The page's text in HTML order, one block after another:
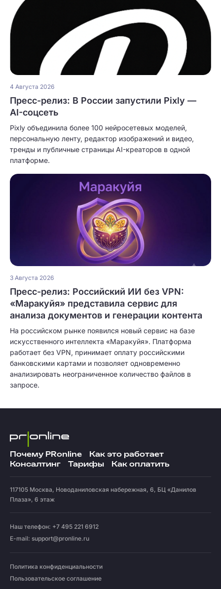
4 Августа 2026
Пресс-релиз: В России запустили Pixly —
AI-соцсеть
Pixly объединила более 100 нейросетевых моделей,
персональную ленту, редактор изображений и видео,
тренды и публичные страницы AI-креаторов в одной
платформе.
3 Августа 2026
Пресс-релиз: Российский ИИ без VPN:
«Маракуйя» представила сервис для
анализа документов и генерации контента
На российском рынке появился новый сервис на базе
искусственного интеллекта «Маракуйя». Платформа
работает без VPN, принимает оплату российскими
банковскими картами и позволяет одновременно
анализировать неограниченное количество файлов в
запросе.
Почему PRonline
Как это работает
Консалтинг
Тарифы Как оплатить
117105 Москва, Новоданиловская набережная, 6, БЦ «Данилов
Плаза», 6 этаж
Наш телефон: +7 495 221 6912
E-mail: support@pronline.ru
Политика конфиденциальности
Пользовательское соглашение